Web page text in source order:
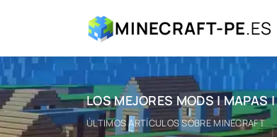
MINECRAFT-PE.ES
LOS MEJORES MODS | MAPAS
ÚLTIMOS ARTÍCULOS SOBRE MINECRAFT